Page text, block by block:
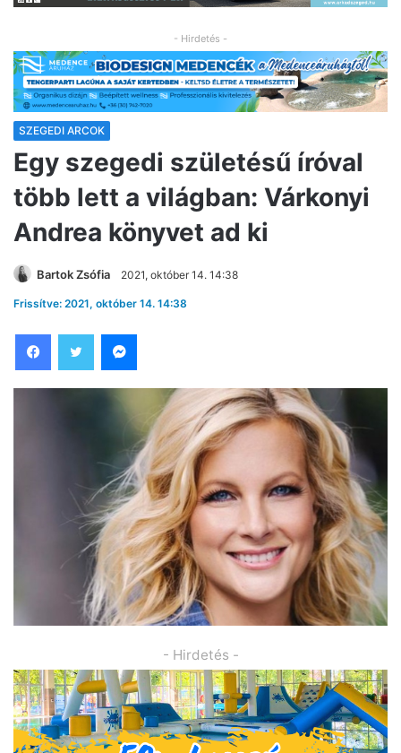
- Hirdetés -
SZEGEDI ARCOK
Egy szegedi születésű íróval
több lett a világban: Várkonyi
Andrea könyvet ad ki
Bartok Zsófia 2021, október 14. 14:38
Frissítve: 2021, október 14. 14:38
- Hirdetés -